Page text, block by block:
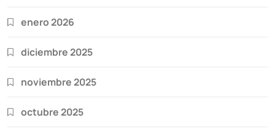
enero 2026
diciembre 2025
noviembre 2025
octubre 2025